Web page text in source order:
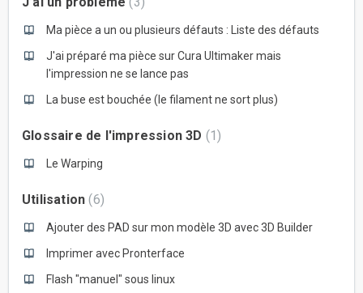
Ma pièce a un ou plusieurs défauts : Liste des défauts
J'ai préparé ma pièce sur Cura Ultimaker mais
l'impression ne se lance pas
La buse est bouchée (le filament ne sort plus)
Glossaire de l'impression 3D 1
Le Warping
Utilisation 6
Ajouter des PAD sur mon modèle 3D avec 3D Builder
Imprimer avec Pronterface
Flash "manuel" sous linux